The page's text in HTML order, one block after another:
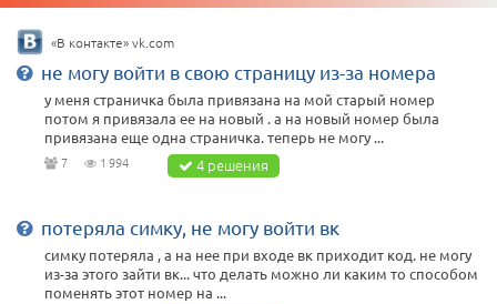
«В контакте» vk.com
не могу войти в свою страницу из-за номера
у меня страничка была привязана на мой старый номер
потом я привязала ее на новый . а на новый номер была
привязана еще одна страничка. теперь не могу ...
7 1 994 4 решения
потеряла симку, не могу войти вк
симку потеряла , а на нее при входе вк приходит код. не могу
из-за этого зайти вк... что делать можно ли каким то способом
поменять этот номер на ...